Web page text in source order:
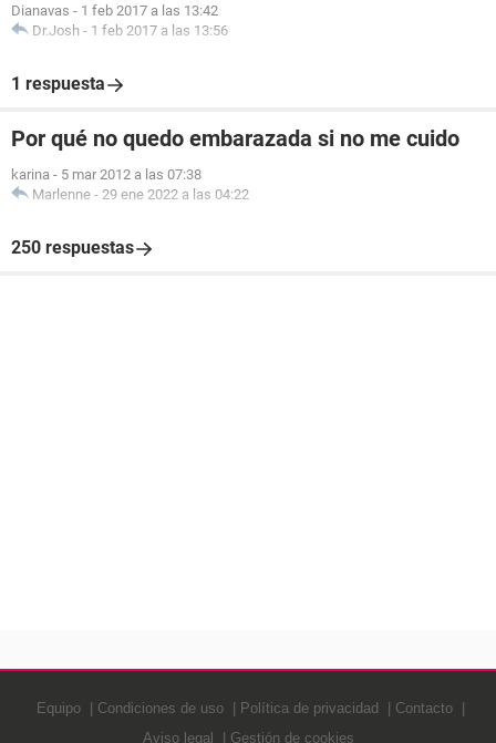
Dianavas - 1 feb 2017 a las 13:42
Dr.Josh - 1 feb 2017 a las 13:56
1 respuesta
Por qué no quedo embarazada si no me cuido
karina - 5 mar 2012 a las 07:38
Marlenne - 29 ene 2022 a las 04:22
250 respuestas
Equipo Condiciones de uso Política de privacidad
Contacto
Aviso legal
Gestión de cookies